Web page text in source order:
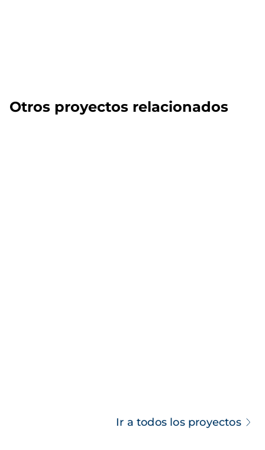
Otros proyectos relacionados
Ir a todos los proyectos